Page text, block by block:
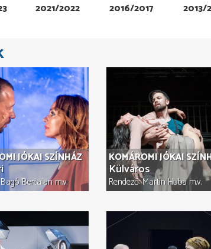
2021/2022 2016/2017 2013/
JÓKAI SZÍNHÁZ
Bagó Bertalan m.v.
KOMÁROMI JÓKAI
Külváros
Rendező Martin Huba m.v.